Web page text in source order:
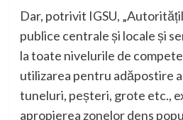
Dar, potrivit IGSU,
publice centrale și locale și
la toate nivelurile de
utilizarea pentru adăpostire
tuneluri, peșteri, grote etc.,
apropierea zonelor dens